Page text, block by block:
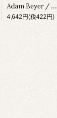
Adam Beyer / Remainings [CODERED03][1997]
4,642円(税422円)